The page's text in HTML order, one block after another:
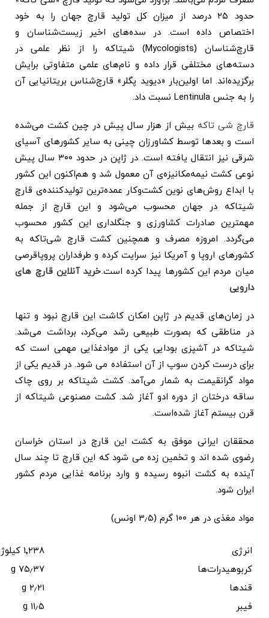
حدود ۲۵ درصد از میزان کل تولید قارچ جهان را به خود
اختصاص داده است. در سده‌های اخیر زیست‌شناسان و
قارچ‌شناسان (Mycologists) شیتاکه را از نظر علمی در
دسته‌های مختلفی قرار داده و نام‌های علمی متفاوتی برایش
برگزیده‌اند. اما اولین‌بار «دیوید پگلر» قارچ‌شناس بریتانیایی آن
را به جنس Lentinula نسبت داد.
قارچ شی تاکه بیش از هزار سال پیش در چین کشت می‌شده
است و بعدها توسط کشاورزان چینی به سایر کشورهای آسیای
شرقی نیز انتقال یافته است. در ژاپن در حدود ۳۰۰ سال پیش
نوعی کشت نیمه‌مکانیزه‌ی آن معمول شد و هم‌اکنون این کشور
با ابداع روش‌های نوین کشت‌وکار عمده‌ترین تولیدکننده‌ی قارچ
شیتاکه در جهان محسوب می‌شود و این قارچ از جمله
مهمترین صادرات کشاورزی و جنگلداری این کشور محسوب
می‌گردد. امروزه مصرف و همچنین کشت قارچ شی‌تاکه به
کشورهای اروپا و آمریکا نیز سرایت کرده و طرفداران پروپاقرصی
میان مردم این کشورها پیدا کرده است.خرید آنلاین قارچ های
دارویی
در زمان‌های قدیم در ژاپن امکان کاشت این قارچ نبود و تنها
در مناطقی که بصورت طبیعی رشد می‌کرد، برداشت می‌شد.
شیتاکه در آشپزی بودایی یکی از موادغذایی مهمی است که
برای درست کردن سوپ از آن استفاده می شود. در قدیم یکی از
مواد گرانقیمت به شمار می‌آمد. کشت شیتاکه بر روی چاک
ساقه درختان از دوره ادو آغاز شد. کشت مصنوعی شیتاکه از
قرن بیستم آغاز شده‌است.
محققان ایرانی موفق به کشت این قارچ در استان خراسان
رضوی شده اند و تخمین زده می شود که این قارچ تا چند سال
آینده به کشت انبوه رسیده و وارد برنامه غذایی مردم کشور
ایران شود.
مواد مغذی در هر ۱۰۰ گرم (۳٫۵ اونس)
انرژی
۱٬۲۳۸ کیلوژول (۲۹۶ کیلوکالری)
کربوهیدرات‌ها
۷۵٫۳۷ g
قندها
۲٫۲۱ g
فیبر
۱۱٫۵ g